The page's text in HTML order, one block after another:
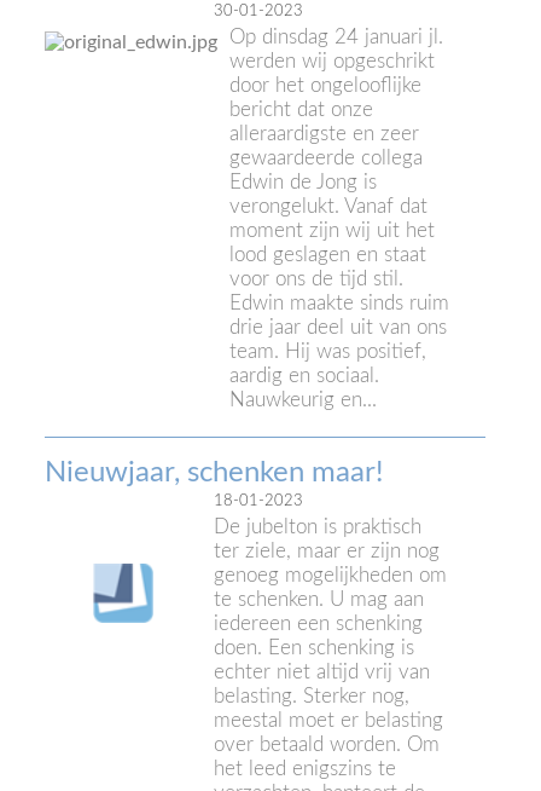
30-01-2023
Op dinsdag 24 januari jl.
werden wij opgeschrikt
door het ongelooflijke
bericht dat onze
alleraardigste en zeer
gewaardeerde collega
Edwin de Jong is
verongelukt. Vanaf dat
moment zijn wij uit het
lood geslagen en staat
voor ons de tijd stil.
Edwin maakte sinds ruim
drie jaar deel uit van ons
team. Hij was positief,
aardig en sociaal.
Nauwkeurig en...
Nieuwjaar, schenken maar!
18-01-2023
De jubelton is praktisch
ter ziele, maar er zijn nog
genoeg mogelijkheden om
te schenken. U mag aan
iedereen een schenking
doen. Een schenking is
echter niet altijd vrij van
belasting. Sterker nog,
meestal moet er belasting
over betaald worden. Om
het leed enigszins te